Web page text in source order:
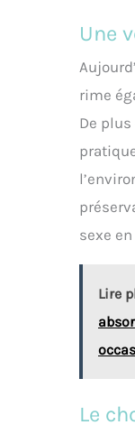
Une
rime
De
sexe
Lire
Le